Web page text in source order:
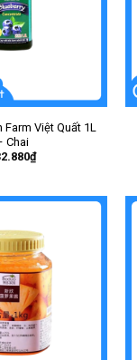
Farm Việt Quất 1L
Chai
₫